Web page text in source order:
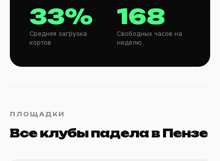
33%
Средняя загрузка
кортов
168
Свободных часов на
неделю
ПЛОЩАДКИ
Все клубы падела в Пензе